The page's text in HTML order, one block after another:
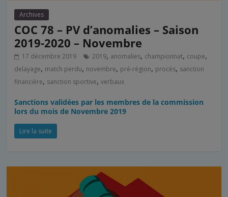
Archives
COC 78 – PV d’anomalies – Saison
2019-2020 – Novembre
17 décembre 2019 2019, anomalies, championnat, coupe,
delayage, match perdu, novembre, pré-région, procès, sanction
financière, sanction sportive,verbaux
Sanctions validées par les membres de la commission
lors du mois de Novembre 2019
Lire la suite